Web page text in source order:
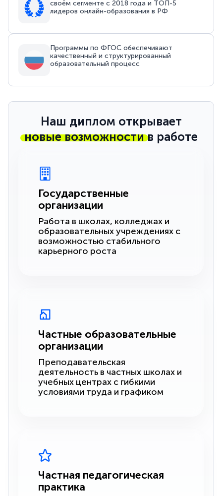
своём сегменте с 2018 года и ТОП-5
лидеров онлайн-образования в РФ
Программы по ФГОС обеспечивают
качественный и структурированный
образовательный процесс
Наш диплом открывает
новые возможностив работе
Государственные
организации
Работа в школах, колледжах и
образовательных учреждениях с
возможностью стабильного
карьерного роста
Частные образовательные
организации
Преподавательская
деятельность в частных школах и
учебных центрах с гибкими
условиями труда и графиком
Частная педагогическая
практика